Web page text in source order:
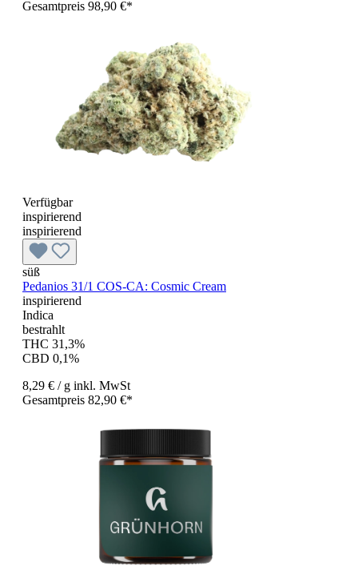
Gesamtpreis 98,90 €*
Verfügbar
inspirierend
inspirierend
süß
Pedanios 31/1 COS-CA: Cosmic Cream
inspirierend
Indica
bestrahlt
THC 31,3%
CBD 0,1%
8,29 € / g inkl. MwSt
Gesamtpreis 82,90 €*